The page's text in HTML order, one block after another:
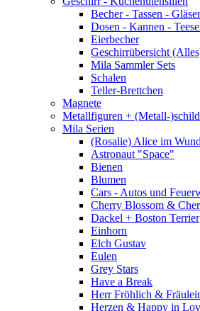
Becher - Tassen -
Dosen - Kannen -
Eierbecher
Geschirrübersicht
Mila Sammler Sets
Schalen
Teller-Brettchen
Magnete
Metallfiguren + (Metall-
Mila Serien
(Rosalie) Alice im
Astronaut "Space"
Bienen
Blumen
Cars - Autos und
Cherry Blossom &
Dackel + Boston Terrier
Einhorn
Elch Gustav
Eulen
Grey Stars
Have a Break
Herr Fröhlich &
Herzen & Happy in